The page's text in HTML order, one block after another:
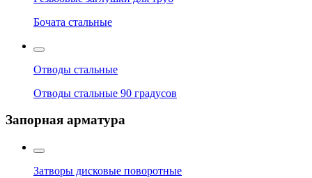
Бочата стальные
Отводы стальные
Отводы стальные 90 градусов
Запорная арматура
Затворы дисковые поворотные